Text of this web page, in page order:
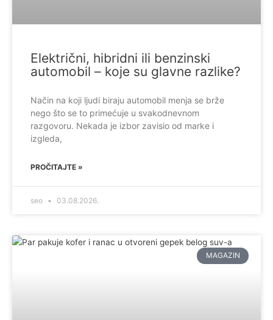
Električni, hibridni ili benzinski
automobil – koje su glavne razlike?
Način na koji ljudi biraju automobil menja se brže
nego što se to primećuje u svakodnevnom
razgovoru. Nekada je izbor zavisio od marke i
izgleda,
PROČITAJTE »
seo 03.08.2026.
MAGAZIN